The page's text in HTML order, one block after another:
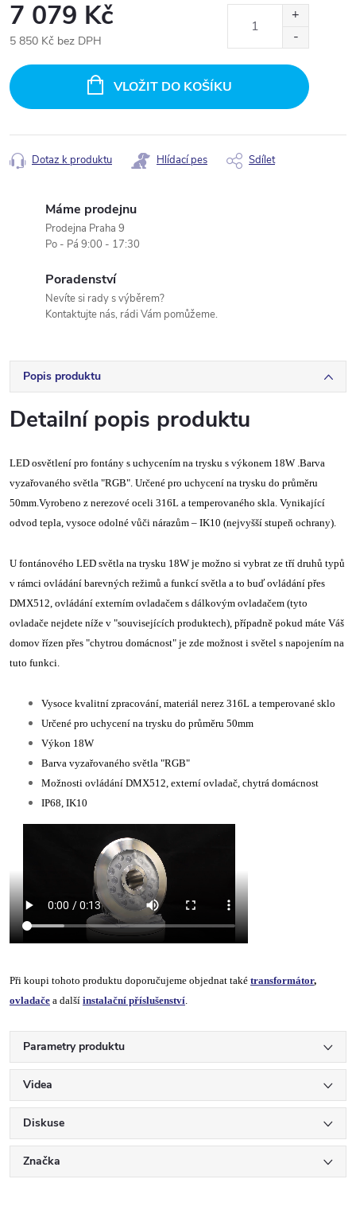
7 079 Kč
5 850 Kč bez DPH
cena:
VLOŽIT DO KOŠÍKU
Dotaz k produktu Hlídací pes Sdílet
Máme prodejnu
Prodejna Praha 9
Po - Pá 9:00 - 17:30
Poradenství
Nevíte si rady s výběrem?
Kontaktujte nás, rádi Vám pomůžeme.
Popis produktu
Detailní popis produktu
LED osvětlení pro fontány s uchycením na trysku s výkonem 18W .Barva
vyzařovaného světla "RGB". Určené pro uchycení na trysku do průměru
50mm.Vyrobeno z nerezové oceli 316L a temperovaného skla. Vynikající
odvod tepla, vysoce odolné vůči nárazům – IK10 (nejvyšší stupeň ochrany).
U fontánového LED světla na trysku 18W je možno si vybrat ze tří druhů typů
v rámci ovládání barevných režimů a funkcí světla a to buď ovládání přes
DMX512, ovládání externím ovladačem s dálkovým ovladačem (tyto
ovladače nejdete níže v "souvisejících produktech), případně pokud máte Váš
domov řízen přes "chytrou domácnost" je zde možnost i světel s napojením na
tuto funkci.
Vysoce kvalitní zpracování, materiál nerez 316L a temperované sklo
Určené pro uchycení na trysku do průměru 50mm
Výkon 18W
Barva vyzařovaného světla "RGB"
Možnosti ovládání DMX512, externí ovladač, chytrá domácnost
IP68, IK10
Při koupi tohoto produktu doporučujeme objednat také transformátor,
ovladače a další instalační příslušenství.
Parametry produktu
Videa
Diskuse
Značka